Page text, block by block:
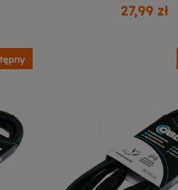
27,99 zł